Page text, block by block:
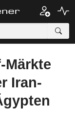
Märkte
Iran-